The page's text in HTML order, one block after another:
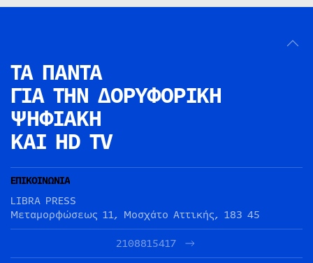
ΤΑ ΠΑΝΤΑ
ΓΙΑ ΤΗΝ ΔΟΡΥΦΟΡΙΚΗ
ΨΗΦΙΑΚΗ
ΚΑΙ HD TV
ΕΠΙΚΟΙΝΩΝΙΑ
LIBRA PRESS
Μεταμορφώσεως 11, Μοσχάτο Αττικής, 183 45
2108815417